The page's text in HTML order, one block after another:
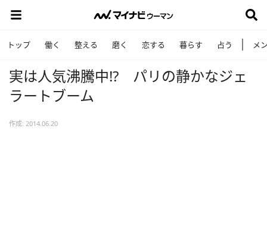
トップ 働く 整える 磨く 恋する 暮らす 占う メ
実は人気沸騰中!? パリの静かなジェ
ラートブーム
作成: 2014.06.20